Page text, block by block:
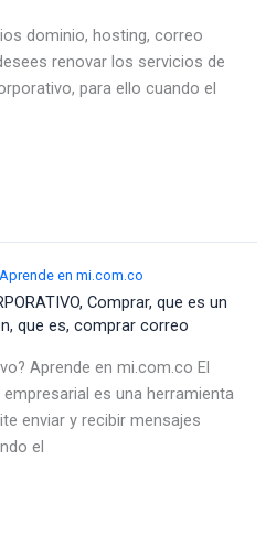
dominio, hosting, correo
renovar los servicios de
para ello cuando el
en mi.com.co
,Comprar,que es un
,que es,comprar correo
Aprende en mi.com.co El
es una herramienta
enviar y recibir mensajes
el